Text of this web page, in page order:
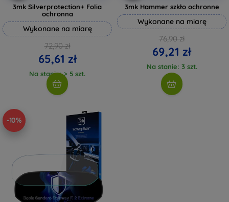
3mk Silverprotection+ Folia
ochronna
Wykonane na miarę
72,90 zł
65,61 zł
Na stanie: > 5 szt.
3mk Hammer szkło ochronne
Wykonane na miarę
76,90 zł
69,21 zł
Na stanie: 3 szt.
-10%